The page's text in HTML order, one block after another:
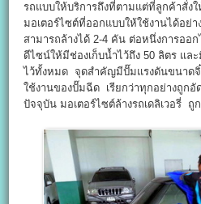
รถแบบให้บริการถึงที่ตามแต่ที่ลูกค้าสั่ง
มอเตอร์ไซต์ที่ออกแบบให้ใช้งานได้อย่า
สามารถล้างได้ 2-4 คัน ต่อหนึ่งการออ
ดีไซน์ให้มีช่องเก็บน้ำไว้ถึง 50 ลิตร แล
ไว้ทั้งหมด จุดสำคัญมีปั๊มแรงดันขนาดจิ๋
ใช้งานของปั๊มฉีด เรียกว่าทุกอย่างถูกอั
ปัจจุบัน มอเตอร์ไซต์ล้างรถเดลิเวอรี่